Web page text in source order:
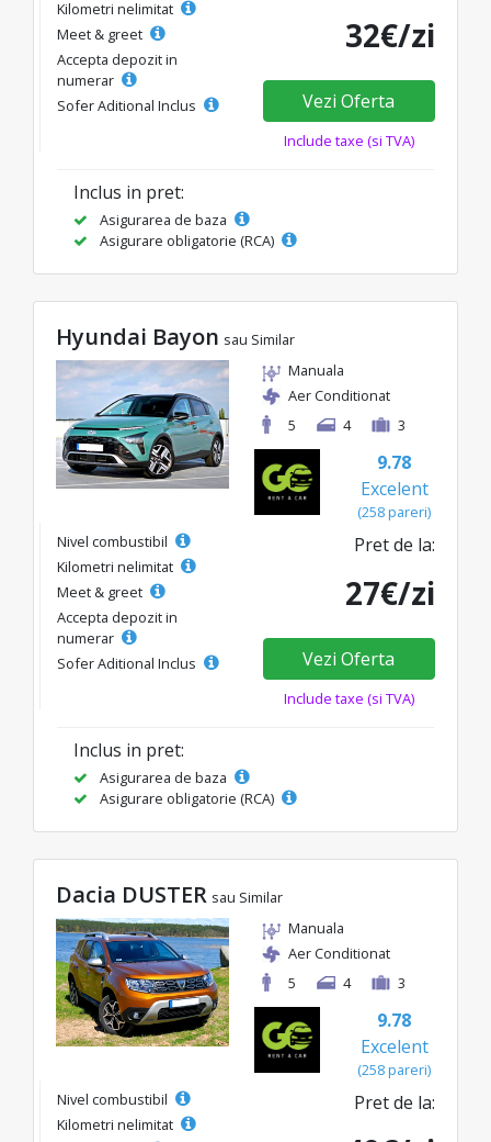
Kilometri nelimitat
Meet & greet
Accepta depozit in
numerar
Sofer Aditional Inclus
32€/zi
Vezi Oferta
Include taxe (si TVA)
Inclus in pret:
Asigurarea de baza
Asigurare obligatorie (RCA)
Hyundai Bayon sau Similar
Manuala
Aer Conditionat
5
4 3
9.78
Excelent
(258 pareri)
Nivel combustibil
Kilometri nelimitat
Meet & greet
Accepta depozit in
numerar
Sofer Aditional Inclus
Pret de la:
27€/zi
Vezi Oferta
Include taxe (si TVA)
Inclus in pret:
Asigurarea de baza
Asigurare obligatorie (RCA)
Dacia DUSTER sau Similar
Manuala
Aer Conditionat
5
4 3
9.78
Excelent
(258 pareri)
Nivel combustibil
Kilometri nelimitat
Pret de la: